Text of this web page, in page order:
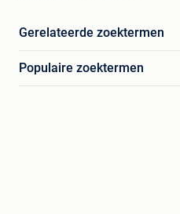
Gerelateerde zoektermen
Populaire zoektermen